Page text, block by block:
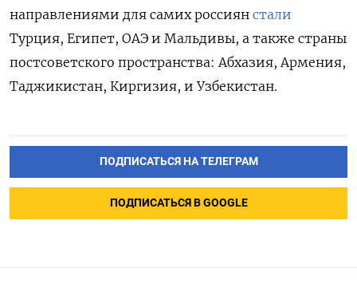
направлениями для самих россиян стали
Турция, Египет, ОАЭ и Мальдивы, а также страны
постсоветского пространства: Абхазия, Армения,
Таджикистан, Киргизия, и Узбекистан.
ПОДПИСАТЬСЯ НА ТЕЛЕГРАМ
ПОДПИСАТЬСЯ В GOOGLE